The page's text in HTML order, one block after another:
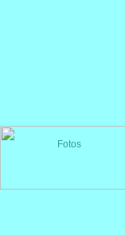
Fotos